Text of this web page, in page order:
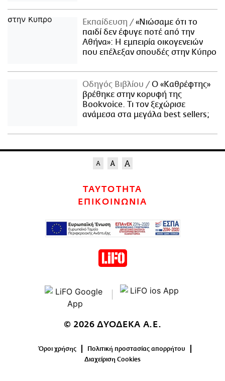
Εκπαίδευση
«Νιώσαμε ότι το
παιδί δεν έφυγε ποτέ από την
Αθήνα»: Η εμπειρία οικογενειών
που επέλεξαν σπουδές στην Κύπρο
Οδηγός Βιβλίου
Ο «Καθρέφτης»
βρέθηκε στην κορυφή της
Bookvoice. Τι τον ξεχώρισε
ανάμεσα στα μεγάλα best sellers;
ΤΑΥΤΟΤΗΤΑ
ΕΠΙΚΟΙΝΩΝΙΑ
© 2026 ΔΥΟΔΕΚΑ Α.Ε.
Όροι χρήσης
Πολιτική προστασίας απορρήτου
Διαχείριση Cookies